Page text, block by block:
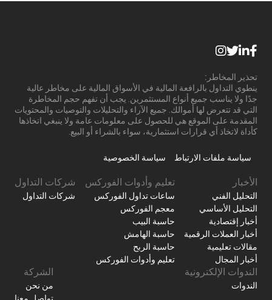
تحذير المخاطر:
ينطوي التداول بالرافعة المالية في الأسواق المالية على مخاطر عالية
جدًا ولا يناسب جميع أنواع المستثمرين. يجب أن تفهم حجم المخاطرة
التي قد تتعرض لها أموالك. جميع الآراء والتحليلات والتوصيات والمحتويات
المقدمة على الموقع هي للحصول على معلومات عامة ولا ينبغي اتخاذها
كأداة لاتخاذ أي قرارات استثمارية، سواء بالشراء أو البيع.
سياسة ملفات الارتباط سياسة الخصوصية
الأخبار
التحليل الفني
التحليل الأساسي
أخبار إقتصادية
أخبار العملات الرقمية
مقالات تعليمية
أخبار المجال
تعليم وأدوات الفوركس
ساعات تداول الفوركس
معجم الفوركس
حاسبة البيب
حاسبة الهامش
حاسبة الربح
تعليم وأدوات الفوركس
شركات التداول
شركات التداول
الندوات الإلكترونية
الندوات
الشركة
من نحن